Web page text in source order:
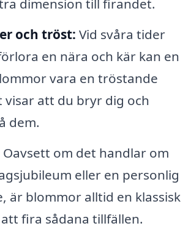
dimension till firandet.
och tröst: Vid svåra tider
en nära och kär kan en
vara en tröstande
visar att du bryr dig och
dem.
Oavsett om det handlar om
eller en personlig
är blommor alltid en klassisk
fira sådana tillfällen.